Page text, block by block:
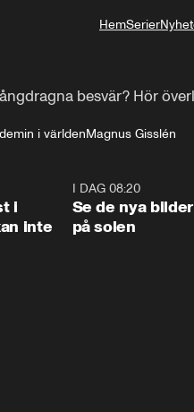
HemSerier
besvär? Hör
i världenMagnus Gisslén
i
inte
I DAG 08:20
Se de nya
på solen